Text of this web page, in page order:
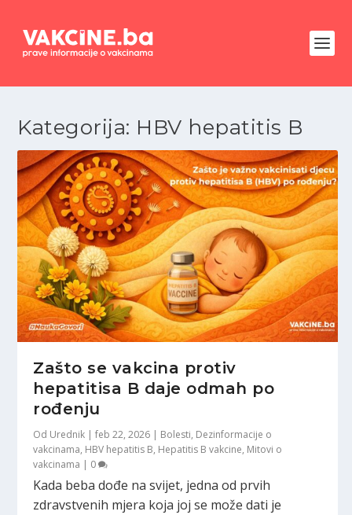
Kategorija: HBV hepatitis B
Zašto se vakcina protiv
hepatitisa B daje odmah po
rođenju
Od Urednik |feb 22, 2026 | Bolesti, Dezinformacije o
vakcinama, HBV hepatitis B, Hepatitis B vakcine, Mitovi o
vakcinama | 0
Kada beba dođe na svijet, jedna od prvih
zdravstvenih mjera koja joj se može dati je